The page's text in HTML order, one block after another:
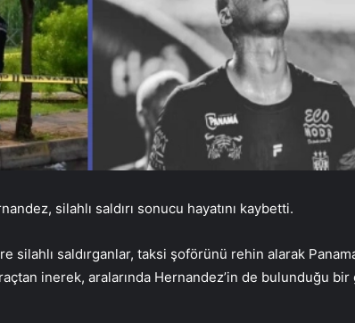
silahlı saldırı sonucu hayatını kaybetti.
silahlı saldırganlar, taksi şoförünü rehin alarak
inerek, aralarında Hernandez’in de bulunduğu bir